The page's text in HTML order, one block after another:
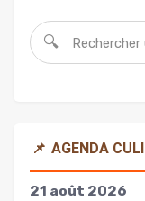
🔍
📌 AGENDA
21 août 2026